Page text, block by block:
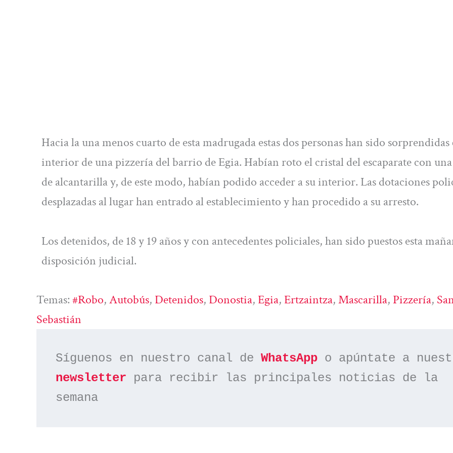
Hacia la una menos cuarto de esta madrugada estas dos personas han sido sorprendidas
interior de una pizzería del barrio de Egia. Habían roto el cristal del escaparate con
de alcantarilla y, de este modo, habían podido acceder a su interior. Las dotaciones
desplazadas al lugar han entrado al establecimiento y han procedido a su arresto.
Los detenidos, de 18 y 19 años y con antecedentes policiales, han sido puestos esta
disposición judicial.
Temas:#robo, Autobús, Detenidos, Donostia, Egia, Ertzaintza, Mascarilla, Pizzería,
Sebastián
Síguenos en nuestro canal de WhatsApp
newsletter para recibir las principales noticias de la
semana